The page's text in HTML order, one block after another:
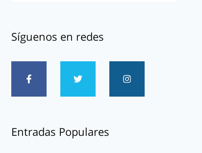
Síguenos en redes
Entradas Populares